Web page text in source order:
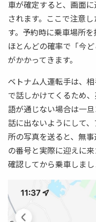
車が確定すると、画面
されます。ここで注意
す。予約時に乗車場所を
ほとんどの確率で「今
がかかってきます。
ベトナム人運転手は、
で話しかけてくるため
語が通じない場合は一
話に出ないようにして
所の写真を送ると、無
の番号と実際に迎えに
確認してから乗車しまし